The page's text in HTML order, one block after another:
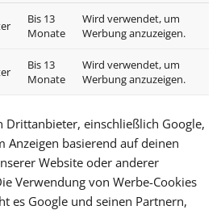
Bis 13
Monate
Wird verwendet, um
Werbung anzuzeigen.
Bis 13
Monate
Wird verwendet, um
Werbung anzuzeigen.
Drittanbieter, einschließlich Google,
Anzeigen basierend auf deinen
Website oder anderer
Verwendung von Werbe-Cookies
es Google und seinen Partnern,